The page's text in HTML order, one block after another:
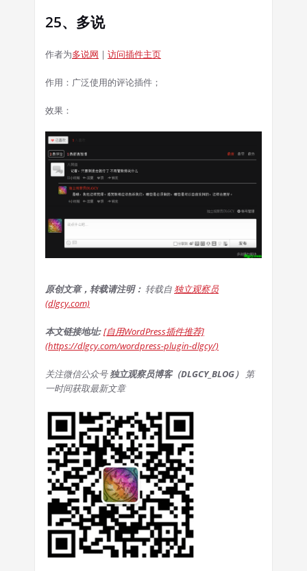
25、多说
作者为多说网 | 访问插件主页
作用：广泛使用的评论插件；
效果：
原创文章，转载请注明： 转载自独立观察员
(dlgcy.com)
本文链接地址:[自用WordPress插件推荐]
(https://dlgcy.com/wordpress-plugin-dlgcy/)
关注微信公众号独立观察员博客（DLGCY_BLOG）
第
一时间获取最新文章